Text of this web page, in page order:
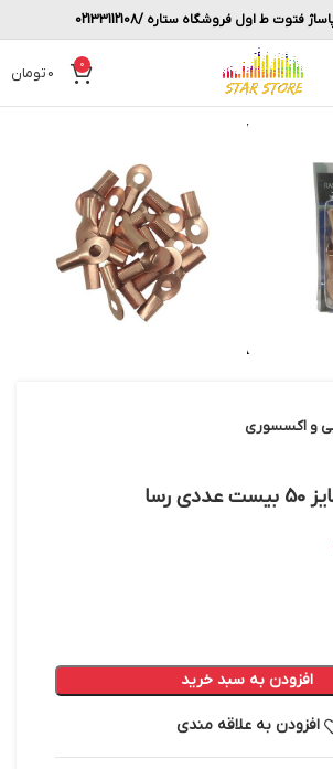
ط اول فروشگاه ستاره /02133112108
0
0تومان
و اکسسوری
رسا
افزودن به سبد خرید
افزودن به علاقه مندی